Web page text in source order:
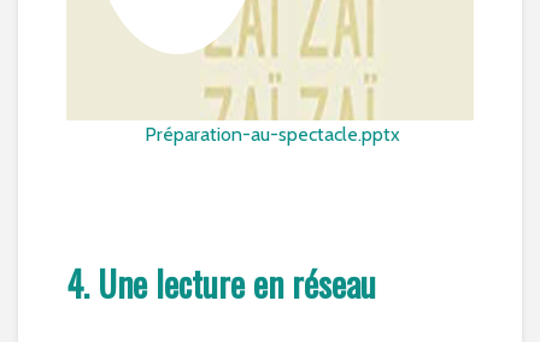
Préparation-au-spectacle.pptx
4. Une lecture en réseau